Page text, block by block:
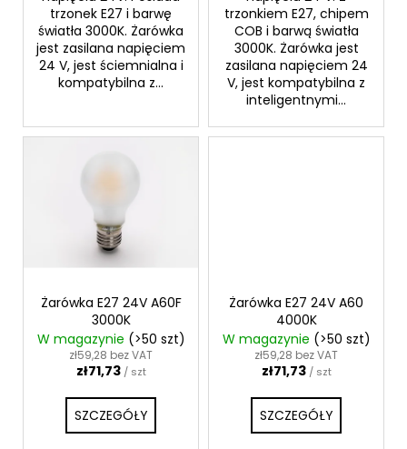
trzonek E27 i barwę
światła 3000K. Żarówka
jest zasilana napięciem
24 V, jest ściemnialna i
kompatybilna z...
trzonkiem E27, chipem
COB i barwą światła
3000K. Żarówka jest
zasilana napięciem 24
V, jest kompatybilna z
inteligentnymi...
Żarówka E27 24V A60F
3000K
W magazynie (>50 szt)
zł59,28 bez VAT
zł71,73 / szt
SZCZEGÓŁY
Żarówka E27 24V A60
4000K
W magazynie (>50 szt)
zł59,28 bez VAT
zł71,73 / szt
SZCZEGÓŁY